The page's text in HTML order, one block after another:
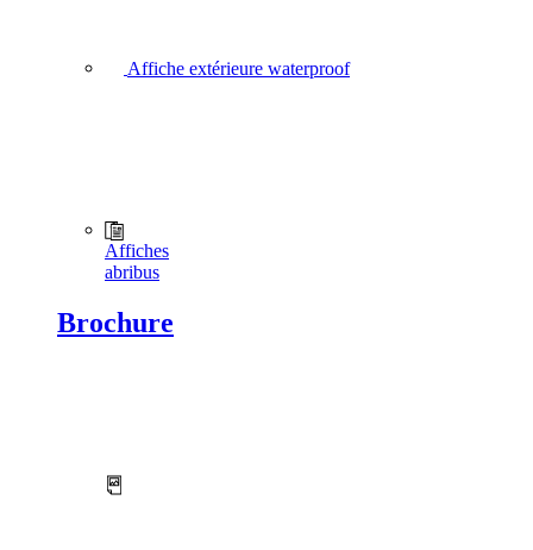
Affiches
abribus
Brochure
Affiche extérieure waterproof